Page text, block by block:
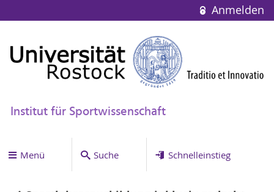
Anmelden
Institut für Sportwissenschaft
Menü Suche Schnelleinstieg